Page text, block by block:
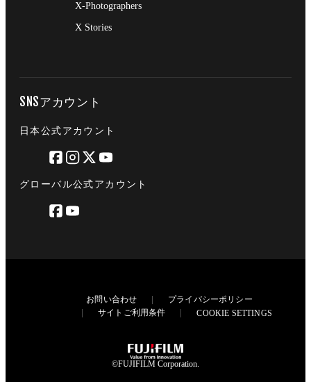
X-Photographers
X Stories
SNSアカウント
日本公式アカウント
グローバル公式アカウント
©FUJIFILM Corporation.
お問い合わせ
プライバシーポリシー
サイトご利用条件
COOKIE SETTINGS